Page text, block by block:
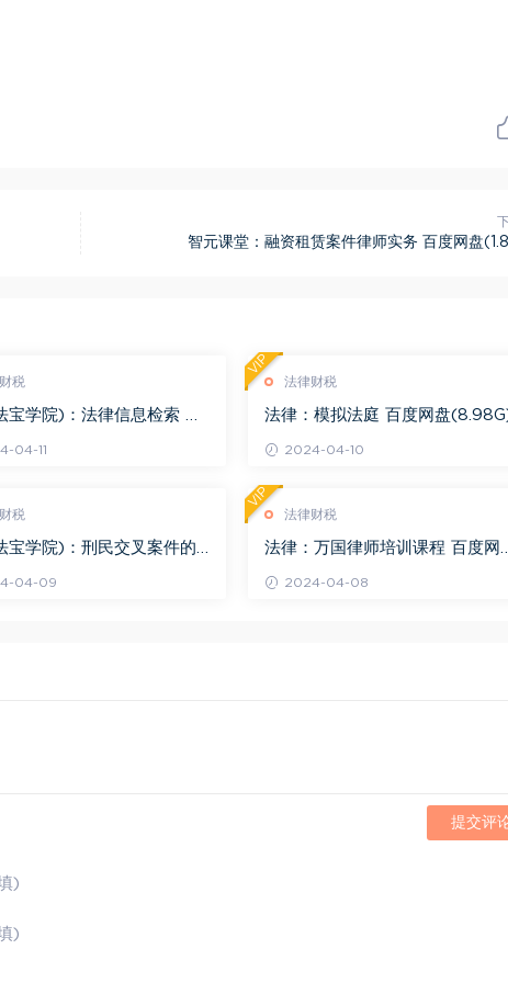
智元课堂：融资租赁案件律师实务 百度网盘
税
宝学院)：法律信息检索 百
04-11
法律财税
法律：模拟法庭 百度网盘
2024-04-10
VIP
税
宝学院)：刑民交叉案件的
04-09
法律财税
法律：万国律师培训课程 百度网
2024-04-08
VIP
提交评
)
)